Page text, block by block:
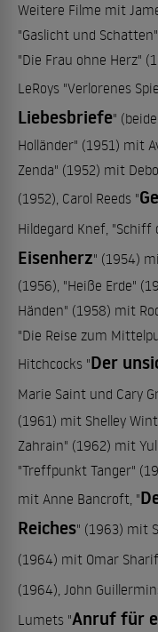
Weitere Filme mit
"Gaslicht und
"Die Frau ohne Herz"
LeRoys "Verlorenes
Liebesbriefe"
Holländer" (1951) mit
Zenda" (1952) mit
(1952), Carol Reeds "
Hildegard Knef,
Eisenherz" (1954)
(1956), "Heiße Erde"
Händen" (1958) mit
"Die Reise zum
Hitchcocks "Der
Marie Saint und Cary
(1961) mit Shelley
Zahrain" (1962) mit
"Treffpunkt Tanger"
mit Anne Bancroft, "
Reiches" (1963) mit
(1964) mit Omar
(1964), John
Lumets "Anruf für